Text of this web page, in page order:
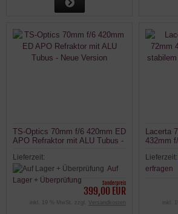
TS-Optics 70mm f/6 420mm ED
APO Refraktor mit ALU Tubus -
Lieferzeit:
Auf
Lager + Überprüfung
Sonderpreis
399,00 EUR
inkl. 19 % MwSt. zzgl. Versandkosten
Lacerta
432mm
Lieferzeit:
erfragen
inkl.